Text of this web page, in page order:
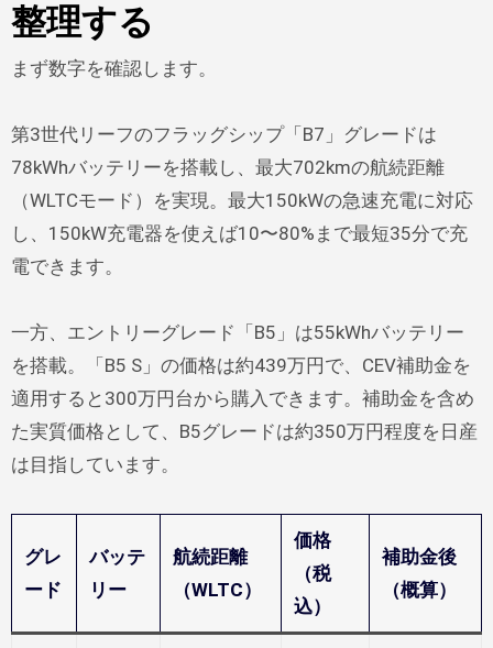
整理する
まず数字を確認します。
第3世代リーフのフラッグシップ「B7」グレードは
78kWhバッテリーを搭載し、最大702kmの航続距離
（WLTCモード）を実現。最大150kWの急速充電に対応
し、150kW充電器を使えば10〜80%まで最短35分で充
電できます。
一方、エントリーグレード「B5」は55kWhバッテリー
を搭載。「B5 S」の価格は約439万円で、CEV補助金を
適用すると300万円台から購入できます。補助金を含め
た実質価格として、B5グレードは約350万円程度を日産
は目指しています。
グレ
ード
バッテ
リー
航続距離
（WLTC）
価格
（税
込）
補助金後
（概算）